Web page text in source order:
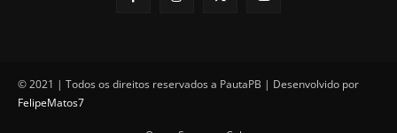
© 2021 | Todos os direitos reservados a PautaPB | Desenvolvido por
FelipeMatos7